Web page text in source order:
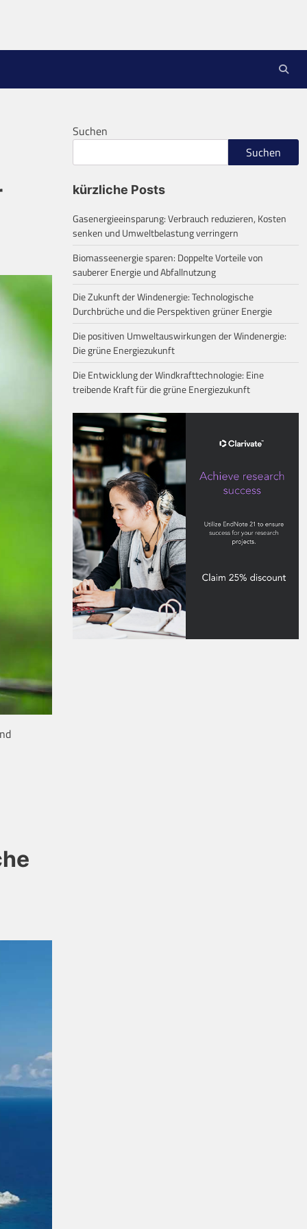
Suchen
Suchen
kürzliche Posts
Gasenergieeinsparung: Verbrauch reduzieren, Kosten
senken und Umweltbelastung verringern
Biomasseenergie sparen: Doppelte Vorteile von
sauberer Energie und Abfallnutzung
Die Zukunft der Windenergie: Technologische
Durchbrüche und die Perspektiven grüner Energie
Die positiven Umweltauswirkungen der Windenergie:
Die grüne Energiezukunft
Die Entwicklung der Windkrafttechnologie: Eine
treibende Kraft für die grüne Energiezukunft